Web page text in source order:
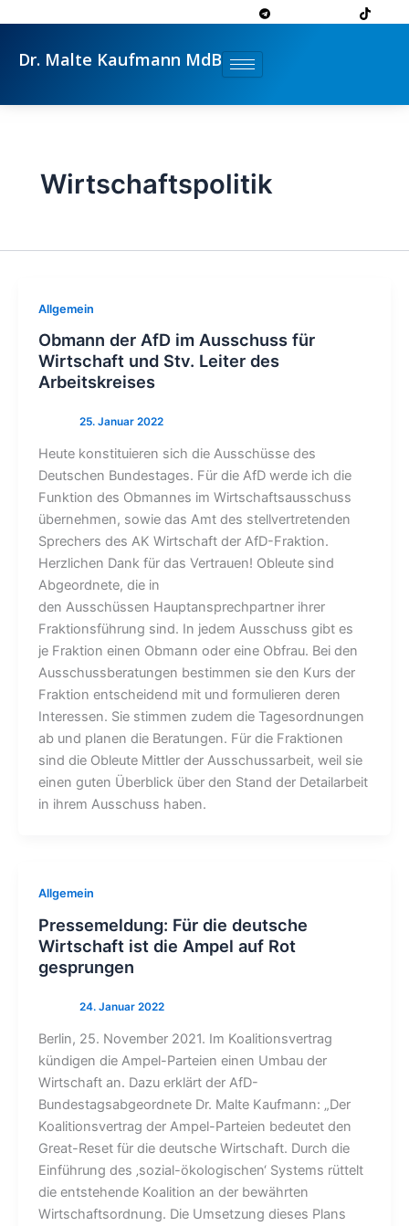
springen
Dr. Malte Kaufmann MdB
Wirtschaftspolitik
Allgemein
Obmann der AfD im Ausschuss für
Wirtschaft und Stv. Leiter des
Arbeitskreises
Heute konstituieren sich die Ausschüsse des
Deutschen Bundestages. Für die AfD werde ich die
Funktion des Obmannes im Wirtschaftsausschuss
übernehmen, sowie das Amt des stellvertretenden
Sprechers des AK Wirtschaft der AfD-Fraktion.
Herzlichen Dank für das Vertrauen! Obleute sind
Abgeordnete, die in
den Ausschüssen Hauptansprechpartner ihrer
Fraktionsführung sind. In jedem Ausschuss gibt es
je Fraktion einen Obmann oder eine Obfrau. Bei den
Ausschussberatungen bestimmen sie den Kurs der
Fraktion entscheidend mit und formulieren deren
Interessen. Sie stimmen zudem die Tagesordnungen
ab und planen die Beratungen. Für die Fraktionen
sind die Obleute Mittler der Ausschussarbeit, weil sie
einen guten Überblick über den Stand der Detailarbeit
in ihrem Ausschuss haben.
Allgemein
Pressemeldung: Für die deutsche
Wirtschaft ist die Ampel auf Rot
gesprungen
Berlin, 25. November 2021. Im Koalitionsvertrag
kündigen die Ampel-Parteien einen Umbau der
Wirtschaft an. Dazu erklärt der AfD-
Bundestagsabgeordnete Dr. Malte Kaufmann: „Der
Koalitionsvertrag der Ampel-Parteien bedeutet den
Great-Reset für die deutsche Wirtschaft. Durch die
Einführung des ‚sozial-ökologischen‘ Systems rüttelt
die entstehende Koalition an der bewährten
Wirtschaftsordnung. Die Umsetzung dieses Plans